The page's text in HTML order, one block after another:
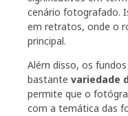
cenário fotografado.
em retratos, onde o
principal.
Além disso, os
bastante variedade
permite que o
com a temática das